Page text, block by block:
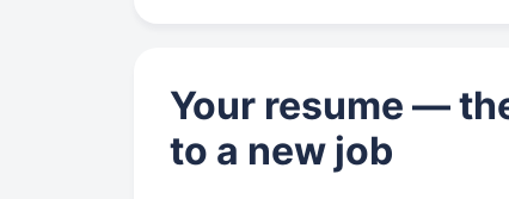
Your resume —
to a new job